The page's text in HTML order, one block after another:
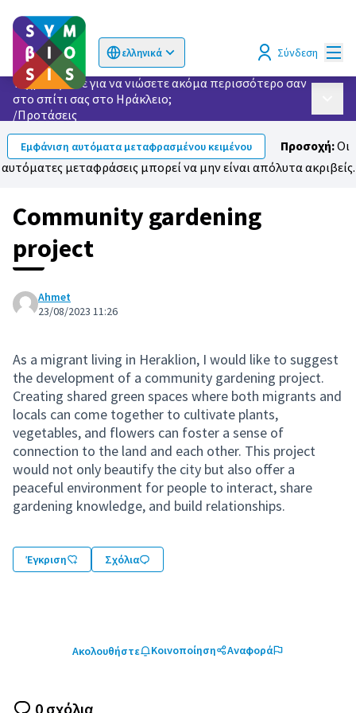
ελληνικά
Choose language Επιλογή γλώσσας Σύνδεση
Τι χρειάζεστε για να νιώσετε ακόμα περισσότερο σαν
στο σπίτι σας στο Ηράκλειο;
/Προτάσεις
Εμφάνιση αυτόματα μεταφρασμένου κειμένου Προσοχή:Οι
αυτόματες μεταφράσεις μπορεί να μην είναι απόλυτα ακριβείς.
Community gardening
project
Ahmet
23/08/2023 11:26
As a migrant living in Heraklion, I would like to suggest
the development of a community gardening project.
Creating shared green spaces where both migrants and
locals can come together to cultivate plants,
vegetables, and flowers can foster a sense of
connection to the land and each other. This project
would not only beautify the city but also offer a
peaceful environment for people to interact, share
gardening knowledge, and build relationships.
Έγκριση Σχόλια
Ακολουθήστε Κοινοποίηση Αναφορά
0 σχόλια